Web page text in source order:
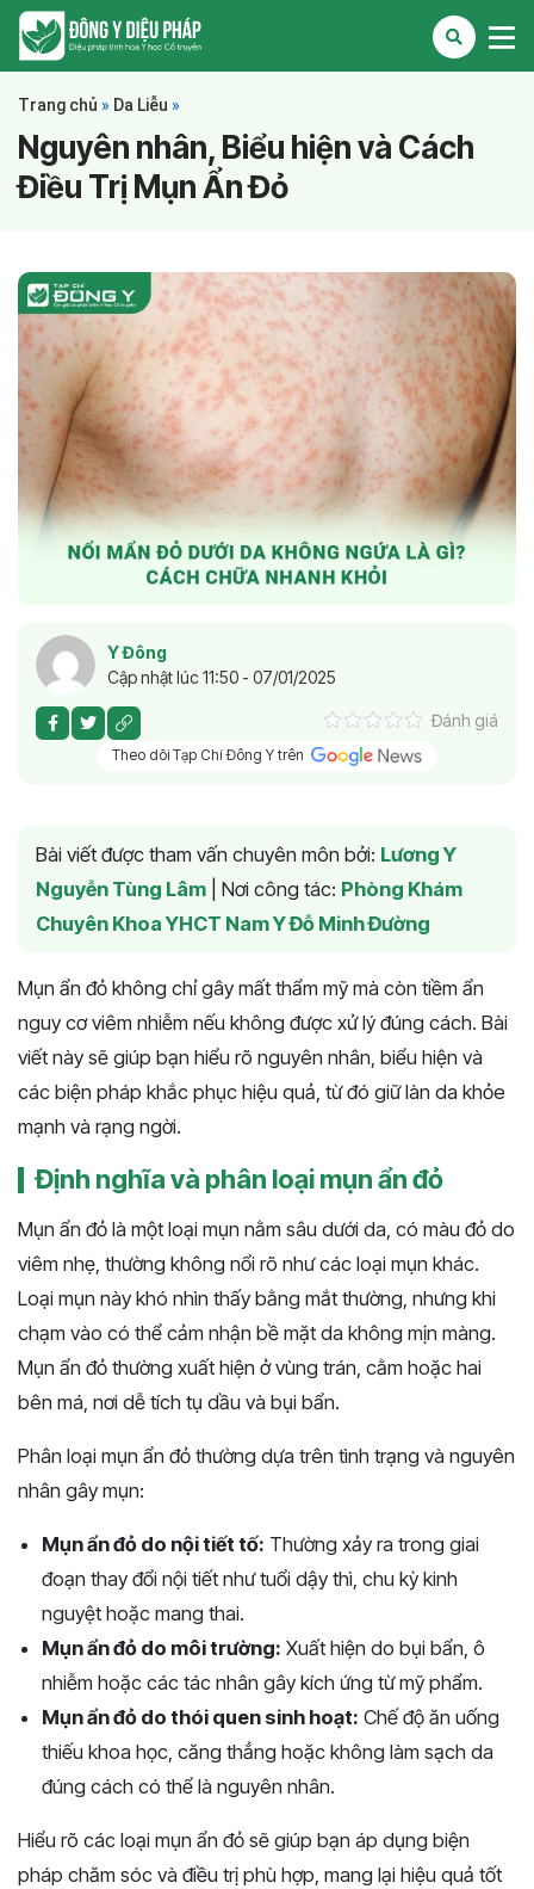
Trang chủ » Da Liễu »
Nguyên nhân, Biểu hiện và Cách
Điều Trị Mụn Ẩn Đỏ
Y Đông
Cập nhật lúc 11:50 - 07/01/2025
Đánh giá
Theo dõi Tạp Chí Đông Y trên
Bài viết được tham vấn chuyên môn bởi: Lương Y
Nguyễn Tùng Lâm
Nơi công tác: Phòng Khám
Chuyên Khoa YHCT Nam Y Đỗ Minh Đường
Mụn ẩn đỏ không chỉ gây mất thẩm mỹ mà còn tiềm ẩn
nguy cơ viêm nhiễm nếu không được xử lý đúng cách. Bài
viết này sẽ giúp bạn hiểu rõ nguyên nhân, biểu hiện và
các biện pháp khắc phục hiệu quả, từ đó giữ làn da khỏe
mạnh và rạng ngời.
Định nghĩa và phân loại mụn ẩn đỏ
Mụn ẩn đỏ là một loại mụn nằm sâu dưới da, có màu đỏ do
viêm nhẹ, thường không nổi rõ như các loại mụn khác.
Loại mụn này khó nhìn thấy bằng mắt thường, nhưng khi
chạm vào có thể cảm nhận bề mặt da không mịn màng.
Mụn ẩn đỏ thường xuất hiện ở vùng trán, cằm hoặc hai
bên má, nơi dễ tích tụ dầu và bụi bẩn.
Phân loại mụn ẩn đỏ thường dựa trên tình trạng và nguyên
nhân gây mụn:
Mụn ẩn đỏ do nội tiết tố: Thường xảy ra trong giai
đoạn thay đổi nội tiết như tuổi dậy thì, chu kỳ kinh
nguyệt hoặc mang thai.
Mụn ẩn đỏ do môi trường: Xuất hiện do bụi bẩn, ô
nhiễm hoặc các tác nhân gây kích ứng từ mỹ phẩm.
Mụn ẩn đỏ do thói quen sinh hoạt: Chế độ ăn uống
thiếu khoa học, căng thẳng hoặc không làm sạch da
đúng cách có thể là nguyên nhân.
Hiểu rõ các loại mụn ẩn đỏ sẽ giúp bạn áp dụng biện
pháp chăm sóc và điều trị phù hợp, mang lại hiệu quả tốt